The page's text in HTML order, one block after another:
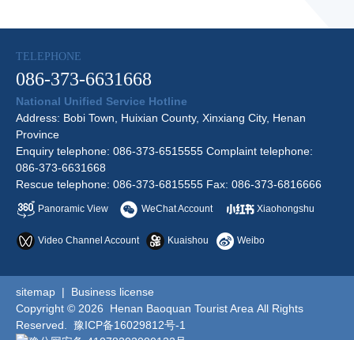
TELEPHONE
086-373-6631668
National Unified Service Hotline
Address: Bobi Town, Huixian County, Xinxiang City, Henan
Province
Enquiry telephone: 086-373-6515555 Complaint telephone:
086-373-6631668
Rescue telephone: 086-373-6815555 Fax: 086-373-6816666
Panoramic View WeChat Account Xiaohongshu
Video Channel Account Kuaishou Weibo
sitemap | Business license
Copyright © 2026 Henan Baoquan Tourist Area All Rights
Reserved.
豫ICP备16029812号-1